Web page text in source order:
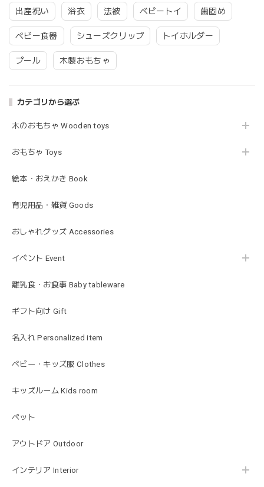
出産祝い 浴衣 法被 ベビートイ 歯固め
ベビー食器 シューズクリップ トイホルダー
プール 木製おもちゃ
カテゴリから選ぶ
木のおもちゃ Wooden toys
おもちゃ Toys
絵本・おえかき Book
育児用品・雑貨 Goods
おしゃれグッズ Accessories
イベント Event
離乳食・お食事 Baby tableware
ギフト向け Gift
名入れ Personalized item
ベビー・キッズ服 Clothes
キッズルーム Kids room
ペット
アウトドア Outdoor
インテリア Interior